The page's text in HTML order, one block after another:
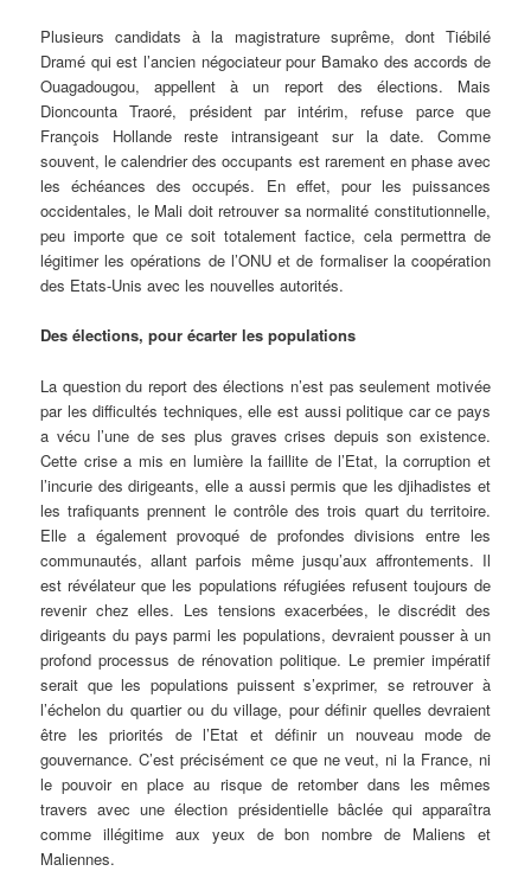
Plusieurs candidats à la magistrature suprême, dont Tiébilé
Dramé qui est l’ancien négociateur pour Bamako des accords de
Ouagadougou, appellent à un report des élections. Mais
Dioncounta Traoré, président par intérim, refuse parce que
François Hollande reste intransigeant sur la date. Comme
souvent, le calendrier des occupants est rarement en phase avec
les échéances des occupés. En effet, pour les puissances
occidentales, le Mali doit retrouver sa normalité constitutionnelle,
peu importe que ce soit totalement factice, cela permettra de
légitimer les opérations de l’ONU et de formaliser la coopération
des Etats-Unis avec les nouvelles autorités.
Des élections, pour écarter les populations
La question du report des élections n’est pas seulement motivée
par les difficultés techniques, elle est aussi politique car ce pays
a vécu l’une de ses plus graves crises depuis son existence.
Cette crise a mis en lumière la faillite de l’Etat, la corruption et
l’incurie des dirigeants, elle a aussi permis que les djihadistes et
les trafiquants prennent le contrôle des trois quart du territoire.
Elle a également provoqué de profondes divisions entre les
communautés, allant parfois même jusqu’aux affrontements. Il
est révélateur que les populations réfugiées refusent toujours de
revenir chez elles. Les tensions exacerbées, le discrédit des
dirigeants du pays parmi les populations, devraient pousser à un
profond processus de rénovation politique. Le premier impératif
serait que les populations puissent s’exprimer, se retrouver à
l’échelon du quartier ou du village, pour définir quelles devraient
être les priorités de l’Etat et définir un nouveau mode de
gouvernance. C’est précisément ce que ne veut, ni la France, ni
le pouvoir en place au risque de retomber dans les mêmes
travers avec une élection présidentielle bâclée qui apparaîtra
comme illégitime aux yeux de bon nombre de Maliens et
Maliennes.